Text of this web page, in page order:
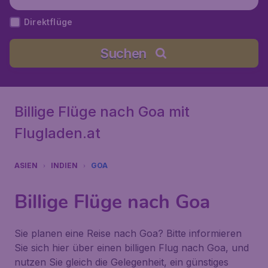
Direktflüge
Suchen
Billige Flüge nach Goa mit
Flugladen.at
ASIEN INDIEN GOA
Billige Flüge nach Goa
Sie planen eine Reise nach Goa? Bitte informieren
Sie sich hier über einen billigen Flug nach Goa, und
nutzen Sie gleich die Gelegenheit, ein günstiges